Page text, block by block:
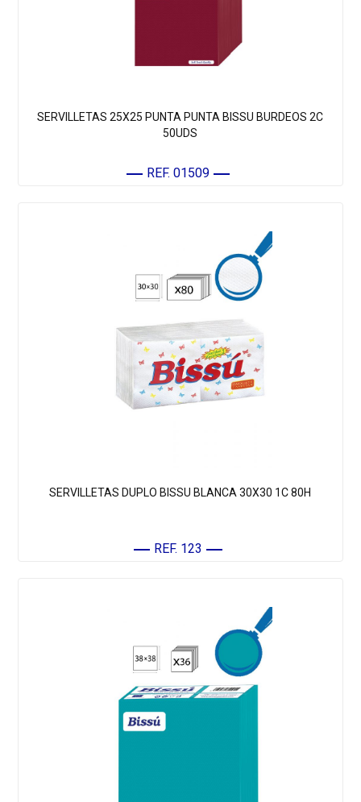
SERVILLETAS 25X25 PUNTA PUNTA BISSU BURDEOS 2C
50UDS
REF. 01509
SERVILLETAS DUPLO BISSU BLANCA 30X30 1C 80H
REF. 123